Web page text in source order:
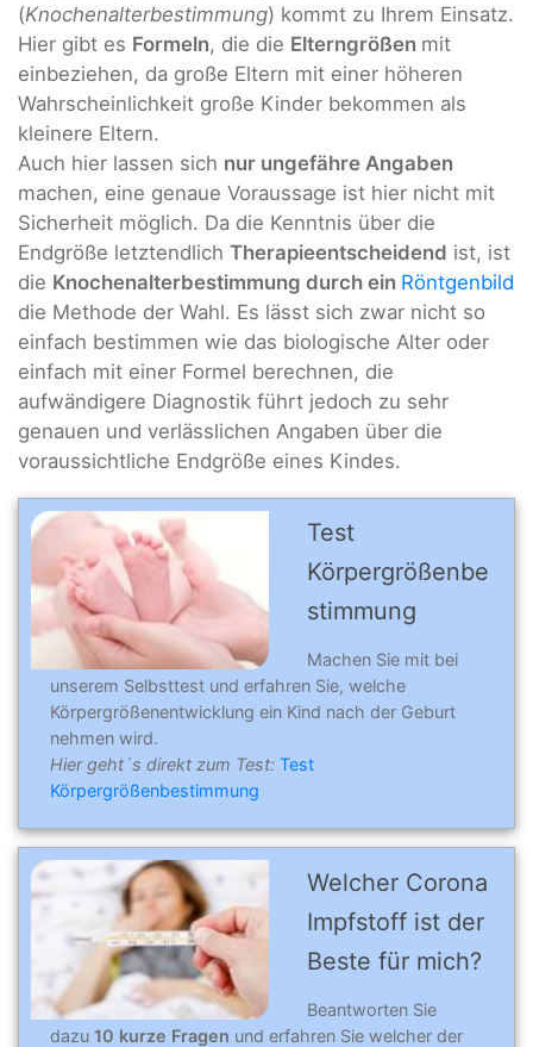
(Knochenalterbestimmung) kommt zu Ihrem Einsatz.
Hier gibt es Formeln, die die Elterngrößen mit
einbeziehen, da große Eltern mit einer höheren
Wahrscheinlichkeit große Kinder bekommen als
kleinere Eltern.
Auch hier lassen sich nur ungefähre Angaben
machen, eine genaue Voraussage ist hier nicht mit
Sicherheit möglich. Da die Kenntnis über die
Endgröße letztendlich Therapieentscheidend ist, ist
die Knochenalterbestimmung durch ein Röntgenbild
die Methode der Wahl. Es lässt sich zwar nicht so
einfach bestimmen wie das biologische Alter oder
einfach mit einer Formel berechnen, die
aufwändigere Diagnostik führt jedoch zu sehr
genauen und verlässlichen Angaben über die
voraussichtliche Endgröße eines Kindes.
Test
Körpergrößenbe
stimmung
Machen Sie mit bei
unserem Selbsttest und erfahren Sie, welche
Körpergrößenentwicklung ein Kind nach der Geburt
nehmen wird.
Hier geht´s direkt zum Test: Test
Körpergrößenbestimmung
Welcher Corona
Impfstoff ist der
Beste für mich?
Beantworten Sie
dazu 10 kurze Fragen und erfahren Sie welcher der